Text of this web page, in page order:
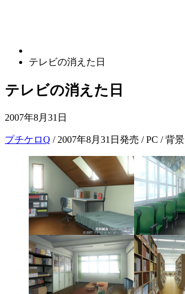
テレビの消えた日
テレビの消えた日
2007年8月31日
プチケロQ / 2007年8月31日発売 / PC / 背景